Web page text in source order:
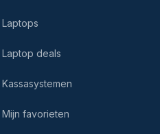
Laptops
Laptop deals
Kassasystemen
Mijn favorieten